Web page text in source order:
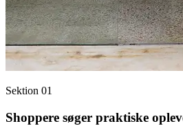
Sektion 01
Shoppere søger praktiske